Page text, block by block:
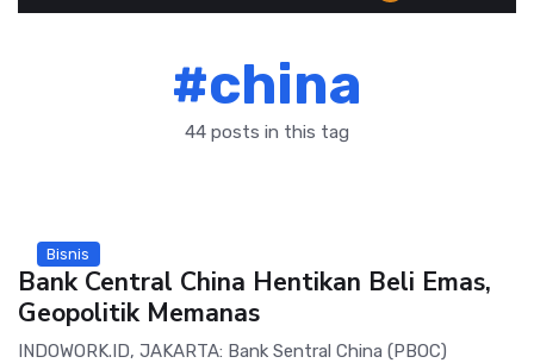
#china
44 posts in this tag
Bisnis
Bank Central China Hentikan Beli Emas,
Geopolitik Memanas
INDOWORK.ID, JAKARTA: Bank Sentral China (PBOC)